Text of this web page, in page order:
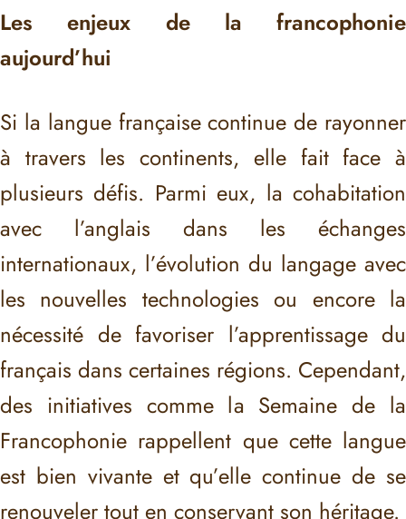
Les enjeux de la francophonie
aujourd’hui
Si la langue française continue de rayonner
à travers les continents, elle fait face à
plusieurs défis. Parmi eux, la cohabitation
avec l’anglais dans les échanges
internationaux, l’évolution du langage avec
les nouvelles technologies ou encore la
nécessité de favoriser l’apprentissage du
français dans certaines régions. Cependant,
des initiatives comme la Semaine de la
Francophonie rappellent que cette langue
est bien vivante et qu’elle continue de se
renouveler tout en conservant son héritage.